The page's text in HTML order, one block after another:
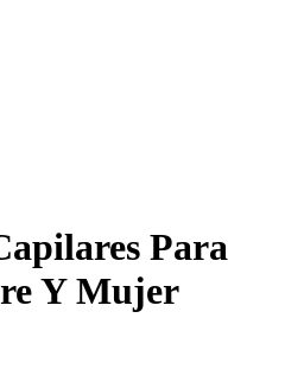
Para
Y Mujer